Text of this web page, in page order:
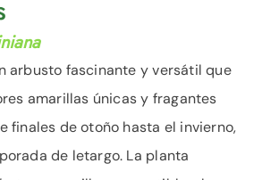
arbusto fascinante y versátil que
amarillas únicas y fragantes
finales de otoño hasta el invierno,
de letargo. La planta